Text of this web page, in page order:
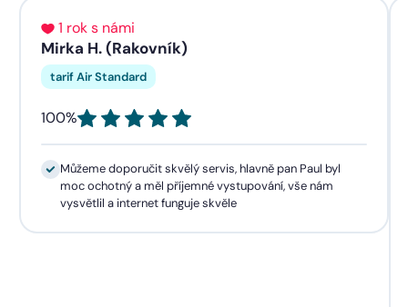
1 rok s námi
Mirka H. (Rakovník)
tarif Air Standard
100%
Můžeme doporučit skvělý servis, hlavně pan Paul byl
moc ochotný a měl příjemné vystupování, vše nám
vysvětlil a internet funguje skvěle